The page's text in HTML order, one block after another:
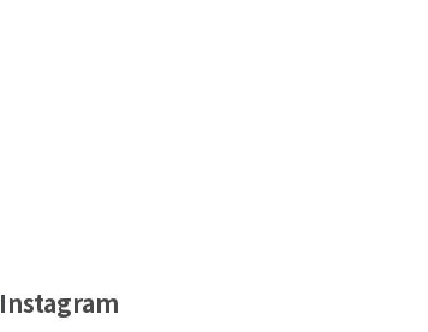
Instagram